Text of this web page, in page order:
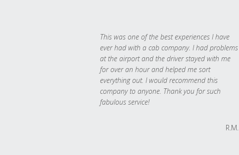
This was one of the best experiences I have
ever had with a cab company. I had problems
at the airport and the driver stayed with me
for over an hour and helped me sort
everything out. I would recommend this
company to anyone. Thank you for such
fabulous service!
R.M.